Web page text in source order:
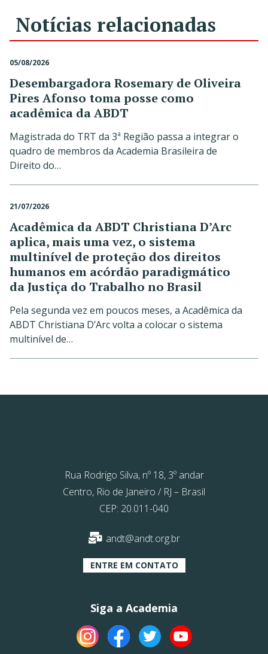
Notícias relacionadas
05/08/2026
Desembargadora Rosemary de Oliveira
Pires Afonso toma posse como
acadêmica da ABDT
Magistrada do TRT da 3ª Região passa a integrar o
quadro de membros da Academia Brasileira de
Direito do…
21/07/2026
Acadêmica da ABDT Christiana D’Arc
aplica, mais uma vez, o sistema
multinível de proteção dos direitos
humanos em acórdão paradigmático
da Justiça do Trabalho no Brasil
Pela segunda vez em poucos meses, a Acadêmica da
ABDT Christiana D’Arc volta a colocar o sistema
multinível de…
Rua Rodrigo Silva, nº 18, 3º andar
Centro, Rio de Janeiro / RJ – Brasil
CEP: 20.011-040
andt@andt.org.br
ENTRE EM CONTATO
Siga a Academia